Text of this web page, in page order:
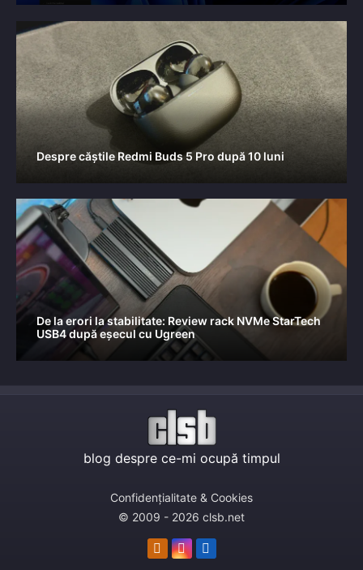
Despre căștile Redmi Buds 5 Pro după 10 luni
De la erori la stabilitate: Review rack NVMe StarTech
USB4 după eșecul cu Ugreen
blog despre ce-mi ocupă timpul
Confidențialitate & Cookies
© 2009 - 2026 clsb.net